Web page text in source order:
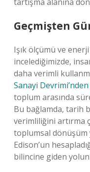
Geçmişten
Işık ölçümü ve
incelediğimizde,
daha verimli
Sanayi Devrimi’nden
toplum arasında
Bu bağlamda, tarih
verimliliğini artırma
toplumsal dönüşüm
Edison’un
bilincine giden